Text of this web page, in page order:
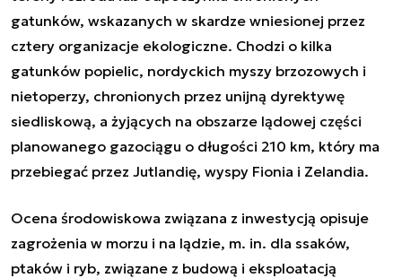
gatunków, wskazanych w skardze wniesionej przez
cztery organizacje ekologiczne. Chodzi o kilka
gatunków popielic, nordyckich myszy brzozowych i
nietoperzy, chronionych przez unijną dyrektywę
siedliskową, a żyjących na obszarze lądowej części
planowanego gazociągu o długości 210 km, który ma
przebiegać przez Jutlandię, wyspy Fionia i Zelandia.
Ocena środowiskowa związana z inwestycją opisuje
zagrożenia w morzu i na lądzie, m. in. dla ssaków,
ptaków i ryb, związane z budową i eksploatacją